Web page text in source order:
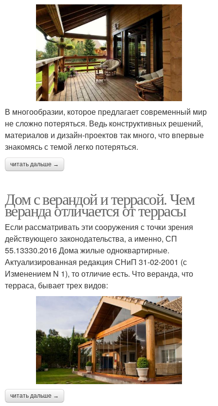
В многообразии, которое предлагает современный мир
не сложно потеряться. Ведь конструктивных решений,
материалов и дизайн-проектов так много, что впервые
знакомясь с темой легко потеряться.
читать дальше →
Дом с верандой и террасой. Чем
веранда отличается от террасы
Если рассматривать эти сооружения с точки зрения
действующего законодательства, а именно, СП
55.13330.2016 Дома жилые одноквартирные.
Актуализированная редакция СНиП 31-02-2001 (с
Изменением N 1), то отличие есть. Что веранда, что
терраса, бывает трех видов:
читать дальше →